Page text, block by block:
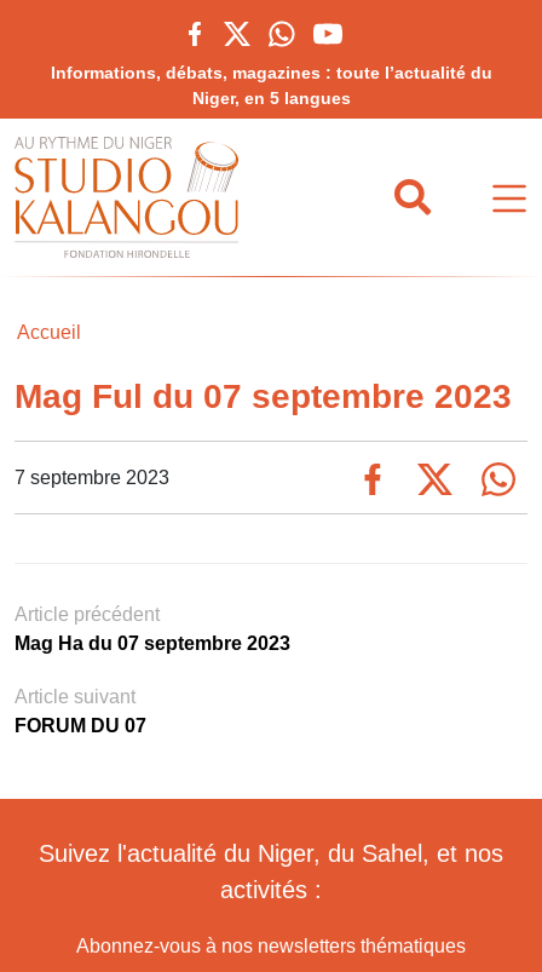
Informations, débats, magazines : toute l’actualité du
Niger, en 5 langues
Accueil
Mag Ful du 07 septembre 2023
7 septembre 2023
Article précédent
Mag Ha du 07 septembre 2023
Article suivant
FORUM DU 07
Suivez l'actualité du Niger, du Sahel, et nos
activités :
Abonnez-vous à nos newsletters thématiques